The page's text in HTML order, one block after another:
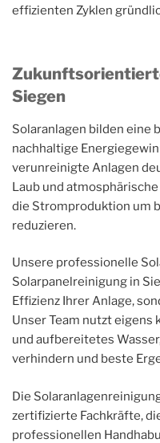
effizienten Zyklen
Siegen
Solaranlagen bilden eine
nachhaltige
verunreinigte Anlagen
Laub und
die Stromproduktion um
reduzieren.
Unsere professionelle
Solarpanelreinigung in
Effizienz Ihrer Anlage,
Unser Team nutzt
und aufbereitetes
verhindern und beste
Die
zertifizierte Fachkräfte,
professionellen